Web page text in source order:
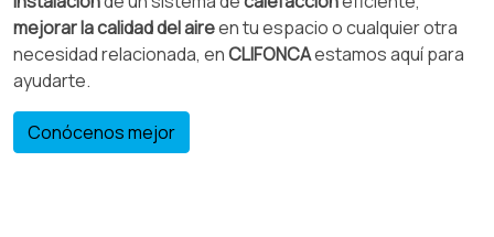
mejorar la calidad del aireen tu espacio o cualquier otra
necesidad relacionada, enCLIFONCAestamos aquí para
ayudarte.
Conócenos mejor